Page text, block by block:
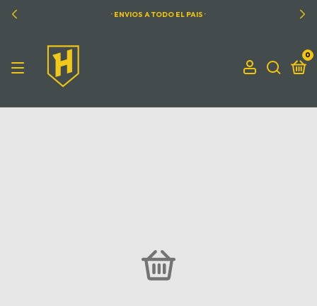
· ENVIOS A TODO EL PAIS ·
0